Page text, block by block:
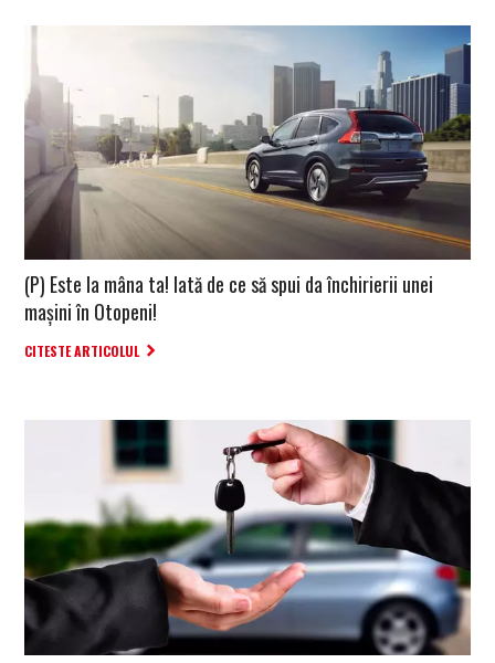
(P) Este la mâna ta! Iată de ce să spui da închirierii unei
mașini în Otopeni!
CITESTE ARTICOLUL